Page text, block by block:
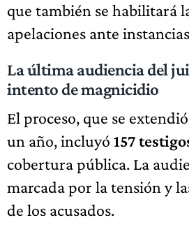
que también se habilitará
apelaciones ante
La última audiencia del
intento de magnicidio
El proceso, que se
un año, incluyó 157
cobertura pública. La
marcada por la tensión y
de los acusados.